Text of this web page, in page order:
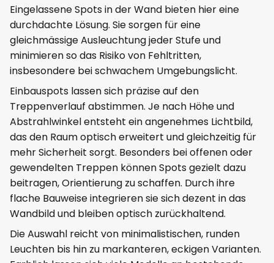
Eingelassene Spots in der Wand bieten hier eine
durchdachte Lösung. Sie sorgen für eine
gleichmässige Ausleuchtung jeder Stufe und
minimieren so das Risiko von Fehltritten,
insbesondere bei schwachem Umgebungslicht.
Einbauspots lassen sich präzise auf den
Treppenverlauf abstimmen. Je nach Höhe und
Abstrahlwinkel entsteht ein angenehmes Lichtbild,
das den Raum optisch erweitert und gleichzeitig für
mehr Sicherheit sorgt. Besonders bei offenen oder
gewendelten Treppen können Spots gezielt dazu
beitragen, Orientierung zu schaffen. Durch ihre
flache Bauweise integrieren sie sich dezent in das
Wandbild und bleiben optisch zurückhaltend.
Die Auswahl reicht von minimalistischen, runden
Leuchten bis hin zu markanteren, eckigen Varianten.